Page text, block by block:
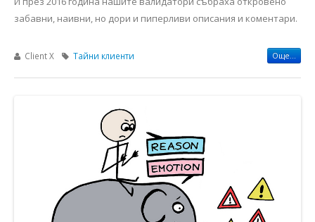
забавни, наивни, но дори и пиперливи описания и коментари.
Client X Тайни клиенти Още...